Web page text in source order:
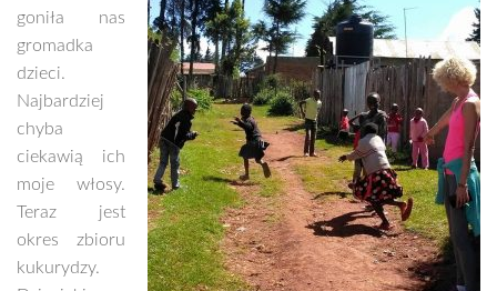
goniła nas
gromadka
dzieci.
Najbardziej
chyba
ciekawią ich
moje włosy.
Teraz jest
okres zbioru
kukurydzy.